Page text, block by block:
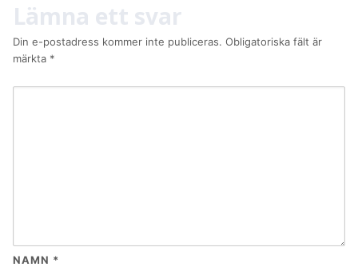
Lämna ett svar
Din e-postadress kommer inte publiceras. Obligatoriska fält är
märkta *
NAMN *